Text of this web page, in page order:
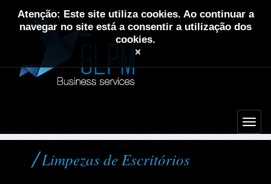
Limpezas de Escritórios
Atenção: Este site utiliza cookies. Ao continuar a
navegar no site está a consentir a utilização dos
cookies.
×